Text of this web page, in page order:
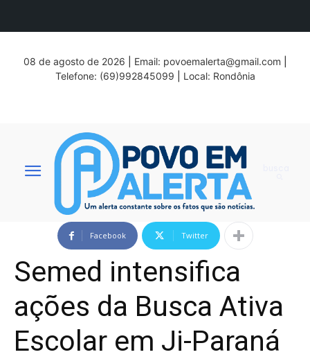
08 de agosto de 2026 Email: povoemalerta@gmail.com
Telefone: (69)992845099
Local: Rondônia
Facebook Twitter
Semed intensifica
ações da Busca Ativa
Escolar em Ji-Paraná